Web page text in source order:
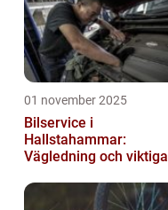
01 november 2025
Bilservice i
Hallstahammar:
Vägledning och viktiga